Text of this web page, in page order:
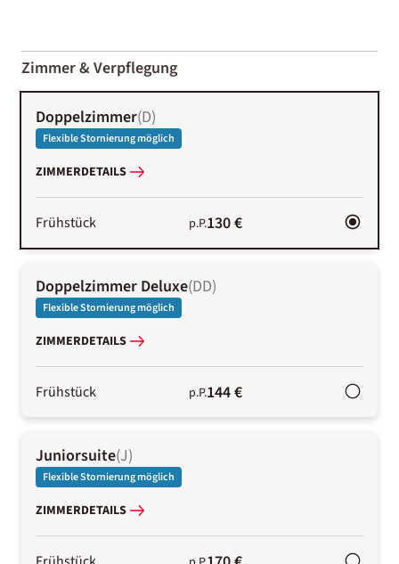
01-02
Zimmer & Verpflegung
Doppelzimmer(D)
Flexible Stornierung möglich
ZIMMERDETAILS
Frühstück p.P.130 €
Doppelzimmer Deluxe(DD)
Flexible Stornierung möglich
ZIMMERDETAILS
Frühstück p.P.144 €
Juniorsuite(J)
Flexible Stornierung möglich
ZIMMERDETAILS